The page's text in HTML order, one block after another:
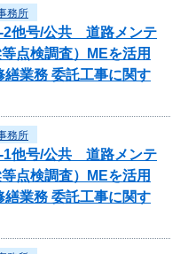
務所
2他号/公共 道路メンテ
点検調査）MEを活用
繕業務 委託工事に関す
務所
1他号/公共 道路メンテ
点検調査）MEを活用
繕業務 委託工事に関す